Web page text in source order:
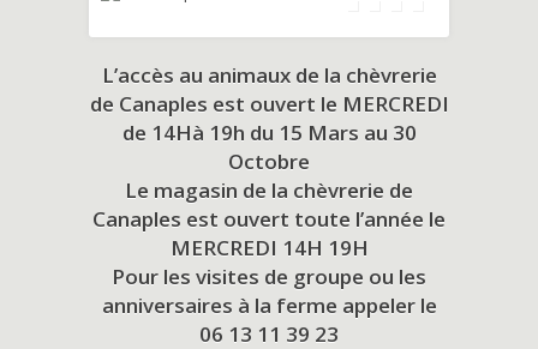
L’accès au animaux de la chèvrerie
de Canaples est ouvert le MERCREDI
de 14Hà 19h du 15 Mars au 30
Octobre
Le magasin de la chèvrerie de
Canaples est ouvert toute l’année le
MERCREDI 14H 19H
Pour les visites de groupe ou les
anniversaires à la ferme appeler le
06 13 11 39 23